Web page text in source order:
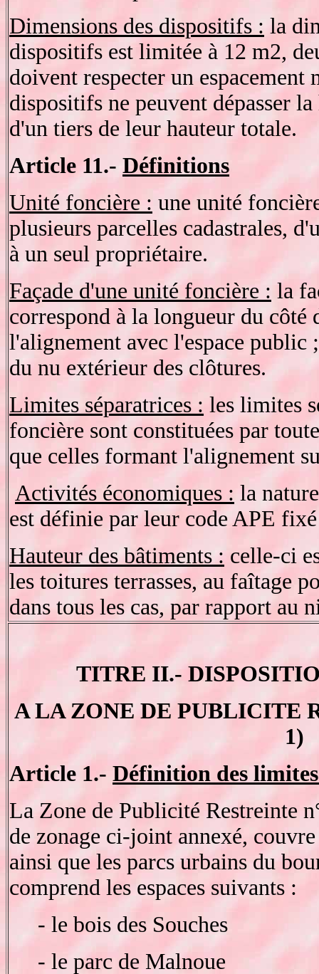
Dimensions des dispositifs : la
dispositifs est limitée à 12 m2,
doivent respecter un
dispositifs ne peuvent dépasser
d'un tiers de leur hauteur totale.
Article 11.- Définitions
Unité foncière : une unité
plusieurs parcelles cadastrales,
à un seul propriétaire.
Façade d'une unité foncière : la
correspond à la longueur du
l'alignement avec l'espace public
du nu extérieur des clôtures.
Limites séparatrices : les limites
foncière sont constituées par
que celles formant l'alignement
Activités économiques : la
est définie par leur code APE
Hauteur des bâtiments : celle-ci
les toitures terrasses, au faîtage
dans tous les cas, par rapport au
TITRE II.-
A LA ZONE DE PUBLICITE
1)
Article 1.- Définition des
La Zone de Publicité Restreinte
de zonage ci-joint annexé, couvre
ainsi que les parcs urbains du
comprend les espaces suivants :
- le bois des Souches
- le parc de Malnoue